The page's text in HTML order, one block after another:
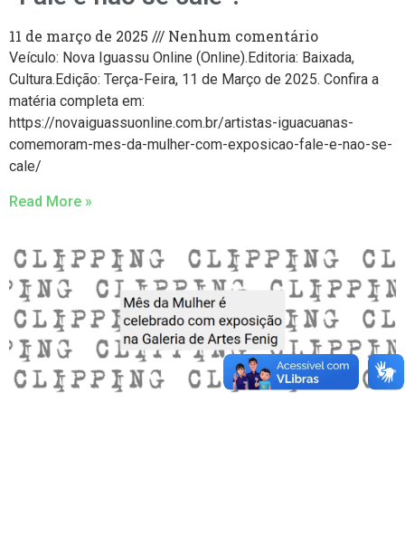
11 de março de 2025 Nenhum comentário
Veículo: Nova Iguassu Online (Online).Editoria: Baixada,
Cultura.Edição: Terça-Feira, 11 de Março de 2025. Confira a
matéria completa em:
https://novaiguassuonline.com.br/artistas-iguacuanas-
comemoram-mes-da-mulher-com-exposicao-fale-e-nao-se-
cale/
Read More »